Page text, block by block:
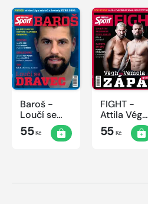
Baroš -
Loučí se
dravec
55Kč
FIGHT -
Attila Végh
vs. Karlos
Vémola
55Kč